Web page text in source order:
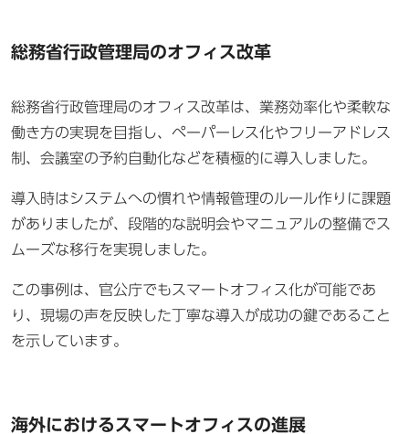
総務省行政管理局のオフィス改革
総務省行政管理局のオフィス改革は、業務効率化や柔軟な
働き方の実現を目指し、ペーパーレス化やフリーアドレス
制、会議室の予約自動化などを積極的に導入しました。
導入時はシステムへの慣れや情報管理のルール作りに課題
がありましたが、段階的な説明会やマニュアルの整備でス
ムーズな移行を実現しました。
この事例は、官公庁でもスマートオフィス化が可能であ
り、現場の声を反映した丁寧な導入が成功の鍵であること
を示しています。
海外におけるスマートオフィスの進展